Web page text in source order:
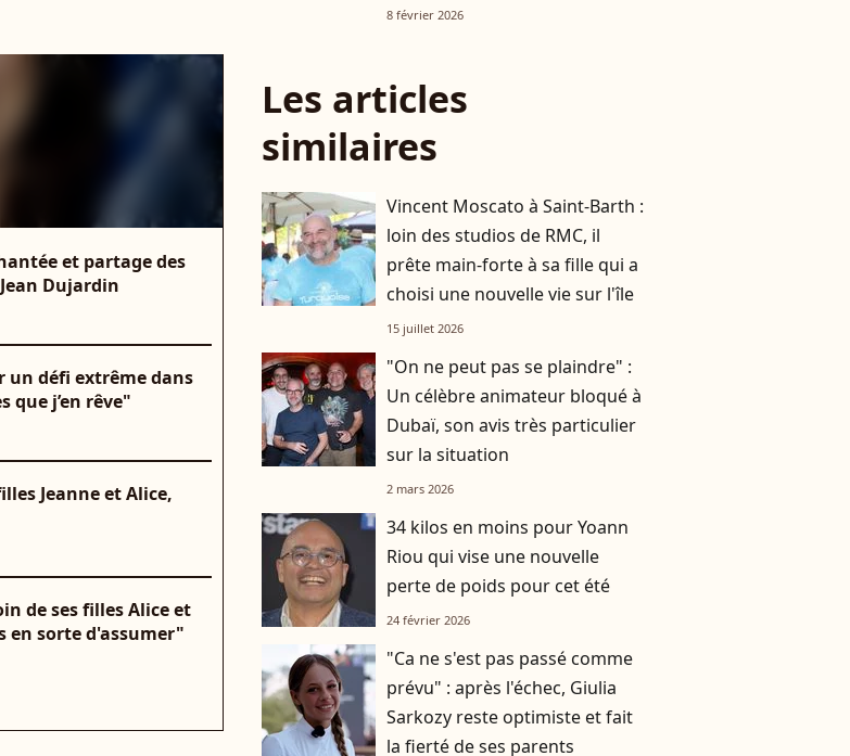
et partage des
Dujardin
un défi extrême dans
que j’en rêve"
Jeanne et Alice,
de ses filles Alice et
en sorte d'assumer"
Dujardin ?
8 février 2026
Les articles
similaires
Vincent Moscato à Saint-Barth :
loin des studios de RMC, il
prête main-forte à sa fille qui a
choisi une nouvelle vie sur l'île
15 juillet 2026
"On ne peut pas se plaindre" :
Un célèbre animateur bloqué à
Dubaï, son avis très particulier
sur la situation
2 mars 2026
34 kilos en moins pour Yoann
Riou qui vise une nouvelle
perte de poids pour cet été
24 février 2026
"Ca ne s'est pas passé comme
prévu" : après l'échec, Giulia
Sarkozy reste optimiste et fait
la fierté de ses parents